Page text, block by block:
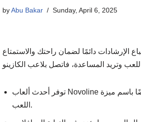
byAbu Bakar Sunday, April 6, 2025
الإرشادات دائمًا لضمان راحتك والاستمتاع
توفر أحدث ألعاب Novoline الساخنة رسوم مكافأة إضافية فريدة ومهارة مكافأة مربحة للغاية تُعرف أيضًا باسم ميزة
اللعب.